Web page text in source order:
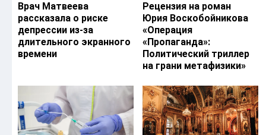
Врач Матвеева
рассказала о риске
депрессии из-за
длительного экранного
времени
Рецензия на роман
Юрия Воскобойникова
«Операция
«Пропаганда»:
Политический триллер
на грани метафизики»